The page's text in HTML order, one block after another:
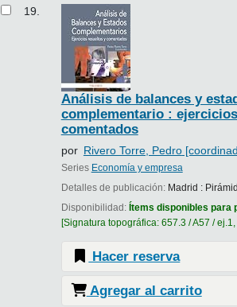
19.
Análisis de balances y
complementario :
comentados
por Rivero Torre, Pedro
Series Economía y empresa
Detalles de publicación: Madrid :
Disponibilidad: Ítems disponibles para
Signatura topográfica: 657.3 / A57 / ej.1,
Hacer reserva
Agregar al carrito